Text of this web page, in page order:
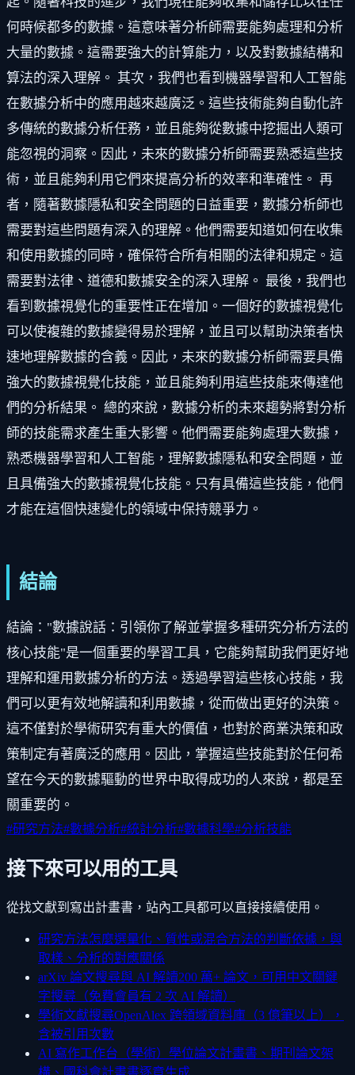
何時候都多的數據。這意味著分析師需要能夠處理和分析
大量的數據。這需要強大的計算能力，以及對數據結構和
算法的深入理解。 其次，我們也看到機器學習和人工智能
在數據分析中的應用越來越廣泛。這些技術能夠自動化許
多傳統的數據分析任務，並且能夠從數據中挖掘出人類可
能忽視的洞察。因此，未來的數據分析師需要熟悉這些技
術，並且能夠利用它們來提高分析的效率和準確性。 再
者，隨著數據隱私和安全問題的日益重要，數據分析師也
需要對這些問題有深入的理解。他們需要知道如何在收集
和使用數據的同時，確保符合所有相關的法律和規定。這
需要對法律、道德和數據安全的深入理解。 最後，我們也
看到數據視覺化的重要性正在增加。一個好的數據視覺化
可以使複雜的數據變得易於理解，並且可以幫助決策者快
速地理解數據的含義。因此，未來的數據分析師需要具備
強大的數據視覺化技能，並且能夠利用這些技能來傳達他
們的分析結果。 總的來說，數據分析的未來趨勢將對分析
師的技能需求產生重大影響。他們需要能夠處理大數據，
熟悉機器學習和人工智能，理解數據隱私和安全問題，並
且具備強大的數據視覺化技能。只有具備這些技能，他們
才能在這個快速變化的領域中保持競爭力。
結論
結論："數據說話：引領你了解並掌握多種研究分析方法的
核心技能"是一個重要的學習工具，它能夠幫助我們更好地
理解和運用數據分析的方法。透過學習這些核心技能，我
們可以更有效地解讀和利用數據，從而做出更好的決策。
這不僅對於學術研究有重大的價值，也對於商業決策和政
策制定有著廣泛的應用。因此，掌握這些技能對於任何希
望在今天的數據驅動的世界中取得成功的人來說，都是至
關重要的。
#研究方法#數據分析#統計分析#數據科學#分析技能
接下來可以用的工具
從找文獻到寫出計畫書，站內工具都可以直接接續使用。
研究方法怎麼選量化、質性或混合方法的判斷依據，與
取樣、分析的對應關係
arXiv 論文搜尋與 AI 解讀200 萬+ 論文，可用中文關鍵
字搜尋（免費會員有 2 次 AI 解讀）
學術文獻搜尋OpenAlex 跨領域資料庫（3 億筆以上），
含被引用次數
AI 寫作工作台（學術） 學位論文計畫書、期刊論文架